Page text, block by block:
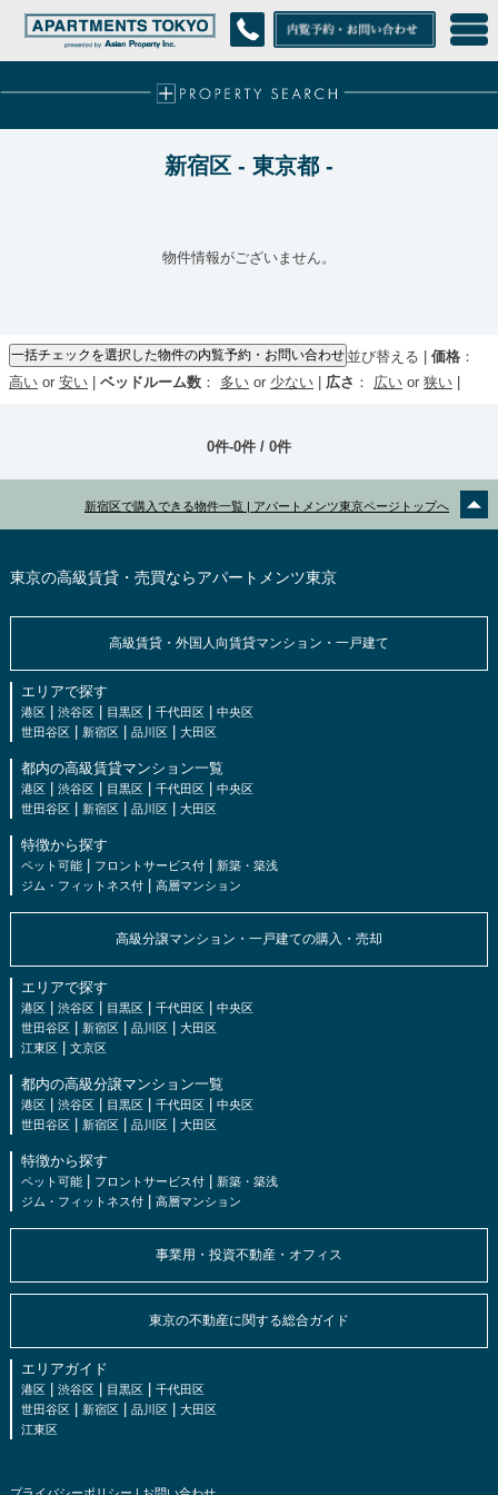
新宿区 - 東京都 -
物件情報がございません。
並び替える | 価格 ：
高い or 安い ベッドルーム数 ： 多い or 少ない 広さ ： 広い or 狭い
0件-0件 / 0件
新宿区で購入できる物件一覧 | アパートメンツ東京ページトップへ
東京の高級賃貸・売買ならアパートメンツ東京
高級賃貸・外国人向賃貸マンション・一戸建て
エリアで探す
港区| 渋谷区| 目黒区| 千代田区|
中央区
世田谷区| 新宿区| 品川区| 大田区
都内の高級賃貸マンション一覧
港区| 渋谷区| 目黒区| 千代田区|
中央区
世田谷区| 新宿区| 品川区| 大田区
特徴から探す
ペット可能| フロントサービス付|
新築・築浅
ジム・フィットネス付| 高層マンション
高級分譲マンション・一戸建ての購入・売却
エリアで探す
港区| 渋谷区| 目黒区| 千代田区|
中央区
世田谷区| 新宿区| 品川区|
大田区
江東区| 文京区
都内の高級分譲マンション一覧
港区| 渋谷区| 目黒区| 千代田区|
中央区
世田谷区| 新宿区| 品川区| 大田区
特徴から探す
ペット可能| フロントサービス付|
新築・築浅
ジム・フィットネス付| 高層マンション
事業用・投資不動産・オフィス
東京の不動産に関する総合ガイド
エリアガイド
港区| 渋谷区| 目黒区|
千代田区
世田谷区| 新宿区| 品川区|
大田区
江東区